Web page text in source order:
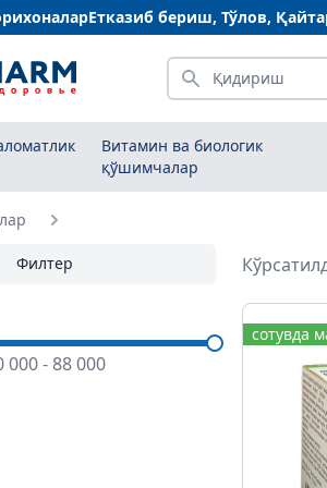
Етказиб бериш, Тўлов,
Қидириш
Витамин ва биологик
қўшимчалар
Филтер
000-88 000
сотувда